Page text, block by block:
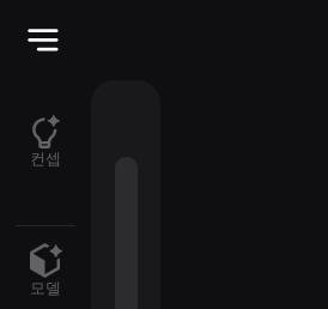
컨셉
모델